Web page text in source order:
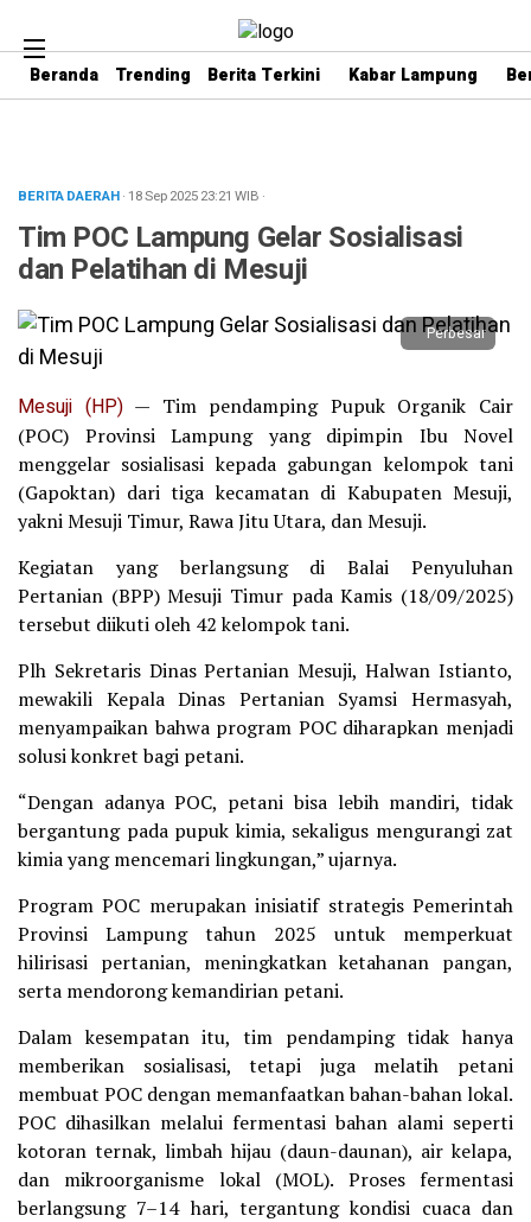
Beranda Trending Berita Terkini Kabar Lampung
BERITA DAERAH· 18 Sep 202523:21 WIB ·
Tim POC Lampung Gelar Sosialisasi
dan Pelatihan di Mesuji
Perbesar
Mesuji (HP)— Tim pendamping Pupuk Organik Cair
(POC) Provinsi Lampung yang dipimpin Ibu Novel
menggelar sosialisasi kepada gabungan kelompok tani
(Gapoktan) dari tiga kecamatan di Kabupaten Mesuji,
yakni Mesuji Timur, Rawa Jitu Utara, dan Mesuji.
Kegiatan yang berlangsung di Balai Penyuluhan
Pertanian (BPP) Mesuji Timur pada Kamis (18/09/2025)
tersebut diikuti oleh 42 kelompok tani.
Plh Sekretaris Dinas Pertanian Mesuji, Halwan Istianto,
mewakili Kepala Dinas Pertanian Syamsi Hermasyah,
menyampaikan bahwa program POC diharapkan menjadi
solusi konkret bagi petani.
“Dengan adanya POC, petani bisa lebih mandiri, tidak
bergantung pada pupuk kimia, sekaligus mengurangi zat
kimia yang mencemari lingkungan,” ujarnya.
Program POC merupakan inisiatif strategis Pemerintah
Provinsi Lampung tahun 2025 untuk memperkuat
hilirisasi pertanian, meningkatkan ketahanan pangan,
serta mendorong kemandirian petani.
Dalam kesempatan itu, tim pendamping tidak hanya
memberikan sosialisasi, tetapi juga melatih petani
membuat POC dengan memanfaatkan bahan-bahan lokal.
POC dihasilkan melalui fermentasi bahan alami seperti
kotoran ternak, limbah hijau (daun-daunan), air kelapa,
dan mikroorganisme lokal (MOL). Proses fermentasi
berlangsung 7–14 hari, tergantung kondisi cuaca dan